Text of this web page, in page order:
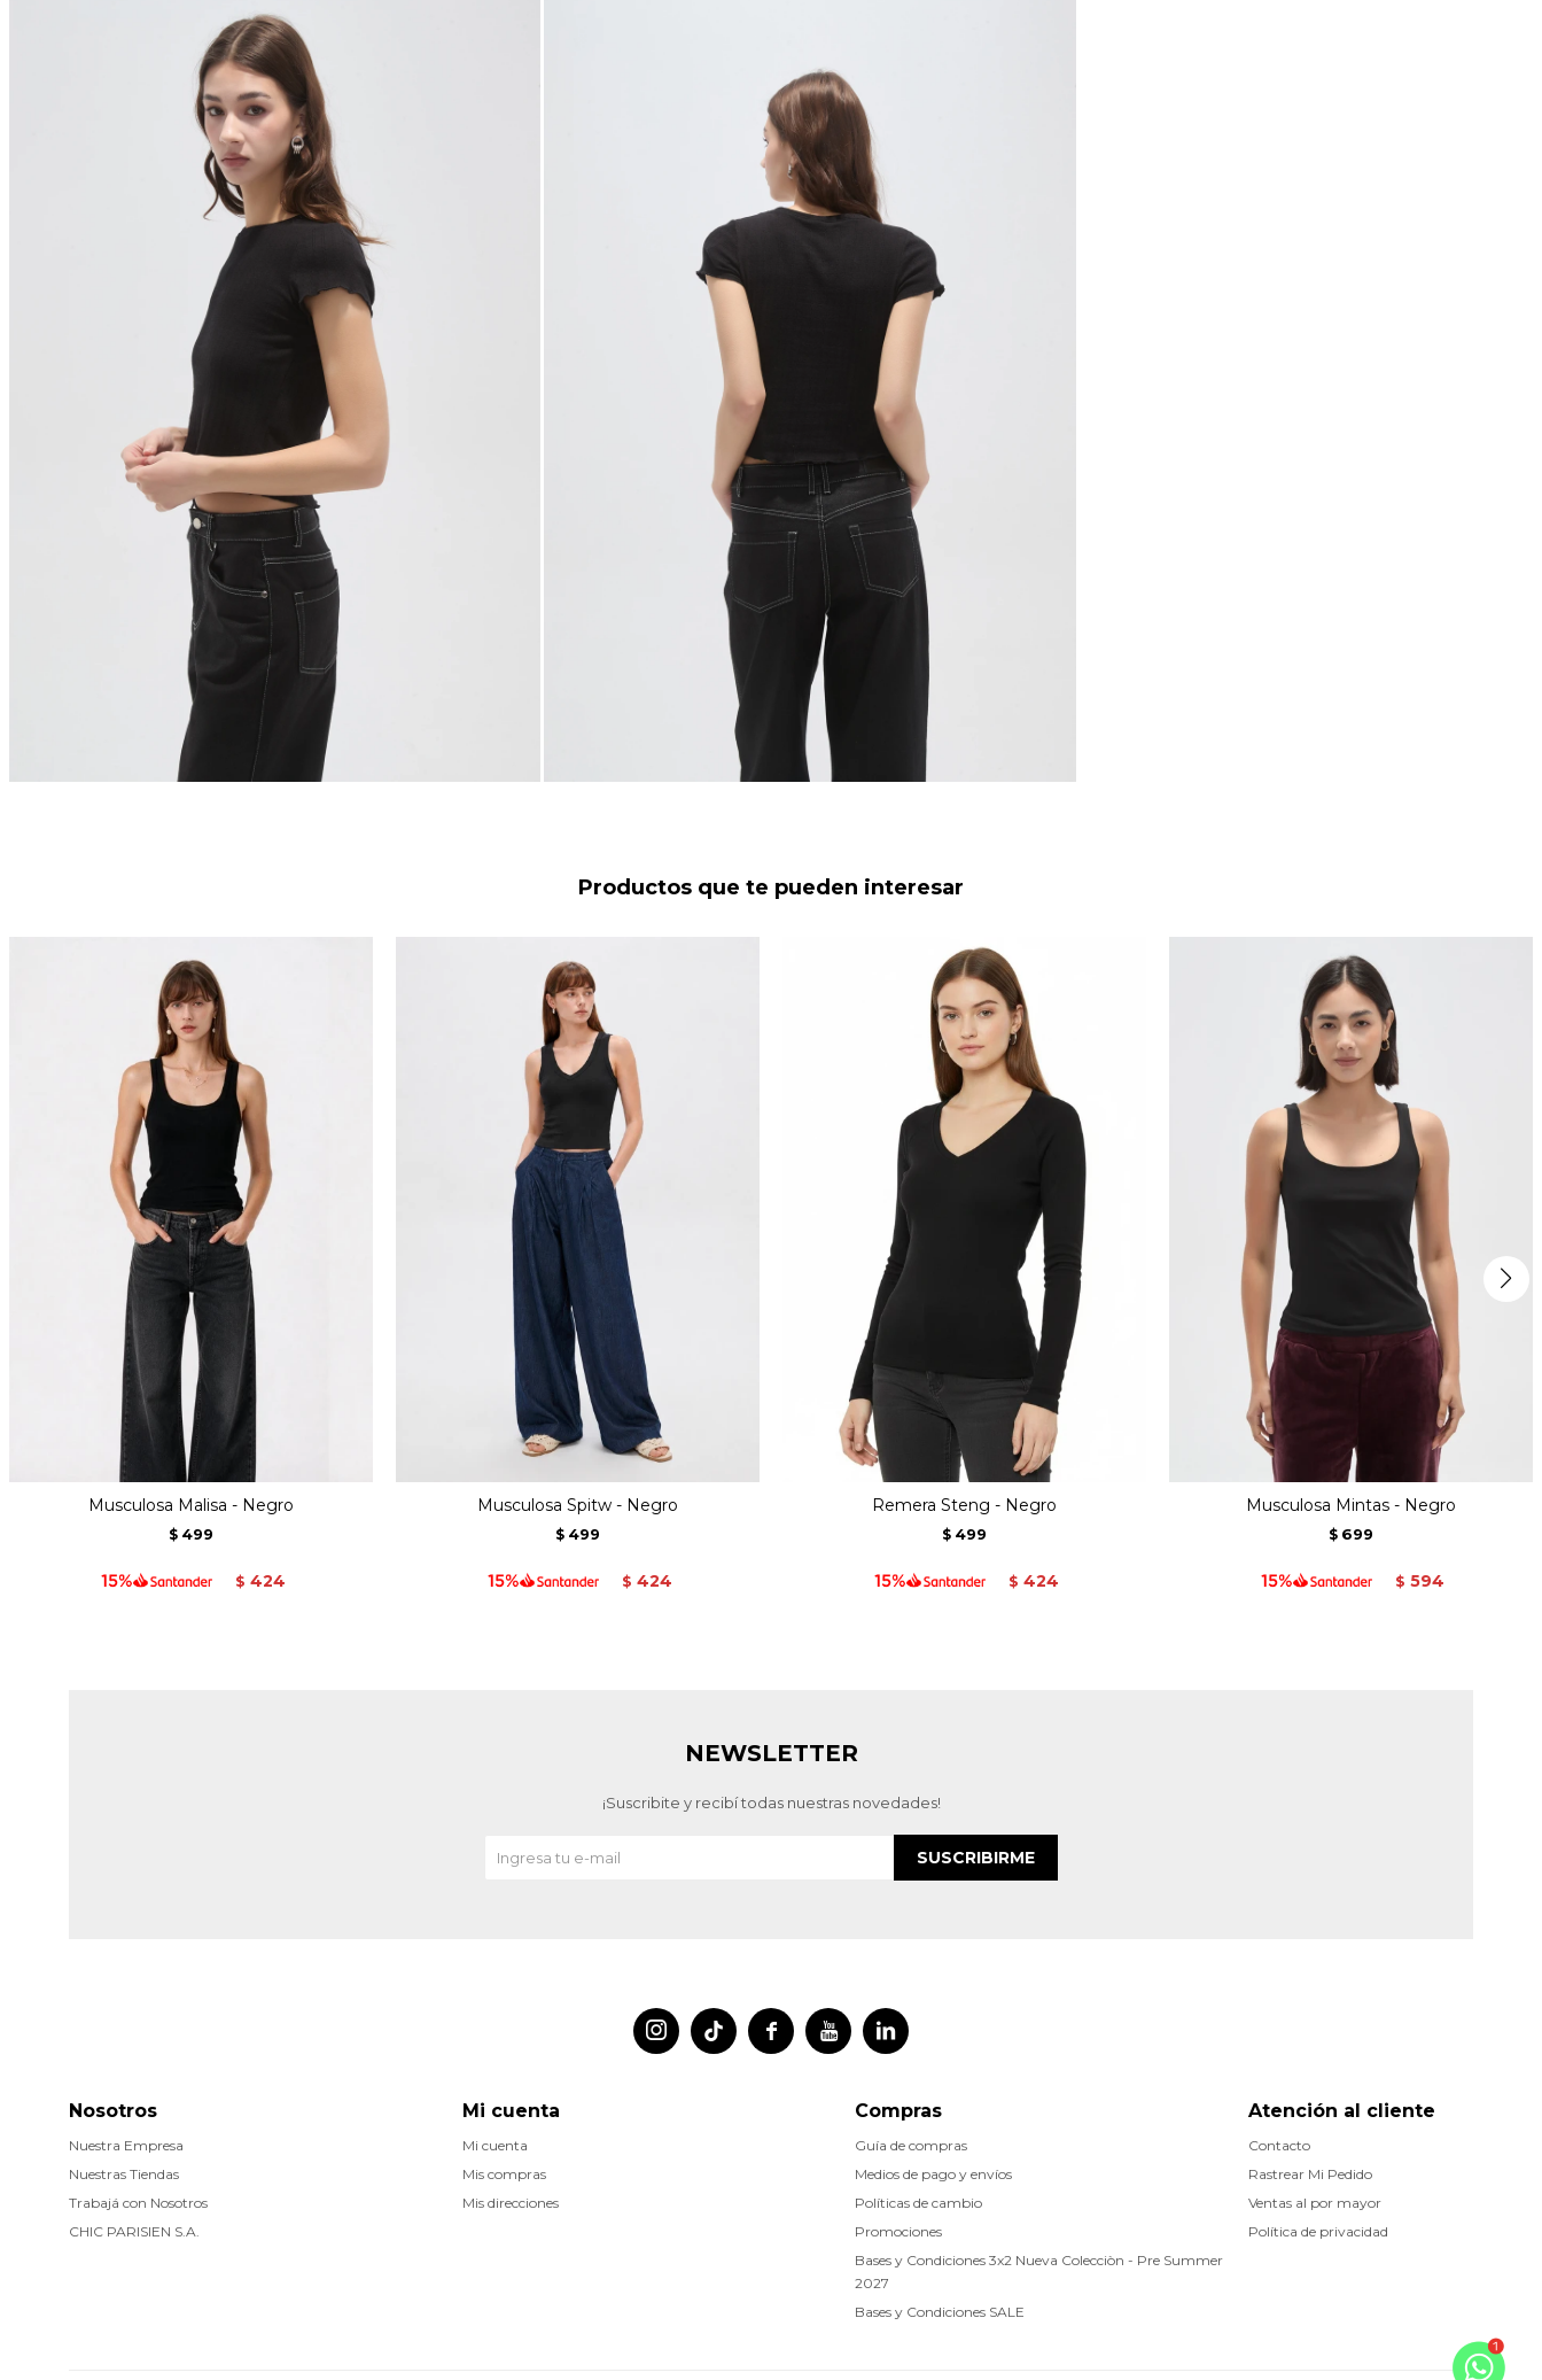
Productos que te pueden interesar
Musculosa Malisa - Negro
$ 499
$ 424
Musculosa Spitw - Negro
$ 499
$ 424
Remera Steng - Negro
$ 499
$ 424
Musculosa Mintas - Negro
$ 699
$ 594
 
 
Atención al cliente
Contacto
Rastrear Mi Pedido
Ventas al por mayor
Política de privacidad
Nosotros
Nuestra Empresa
Nuestras Tiendas
Trabajá con Nosotros
CHIC PARISIEN S.A.
Compras
Guía de compras
Medios de pago y envíos
Políticas de cambio
Promociones
Bases y Condiciones 3x2 Nueva Colecciòn - Pre Summer
2027
Bases y Condiciones SALE
Mi cuenta
Mi cuenta
Mis compras
Mis direcciones
NEWSLETTER
¡Suscribite y recibí todas nuestras novedades!
SUSCRIBIRME